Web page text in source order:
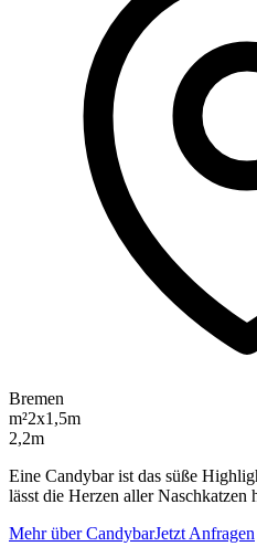
Bremen
m²2x1,5m
2,2m
Eine Candybar ist das süße
lässt die Herzen aller Naschkatzen
Mehr über CandybarJetzt Anfragen